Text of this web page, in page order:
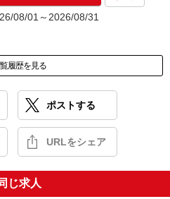
もございます。
点で給与が発生します。（当社規
営業所
7-1-21 ジブラルタ生命松山ビル
08/01～2026/08/31
履歴を見る
ポストする
URLをシェア
じ求人